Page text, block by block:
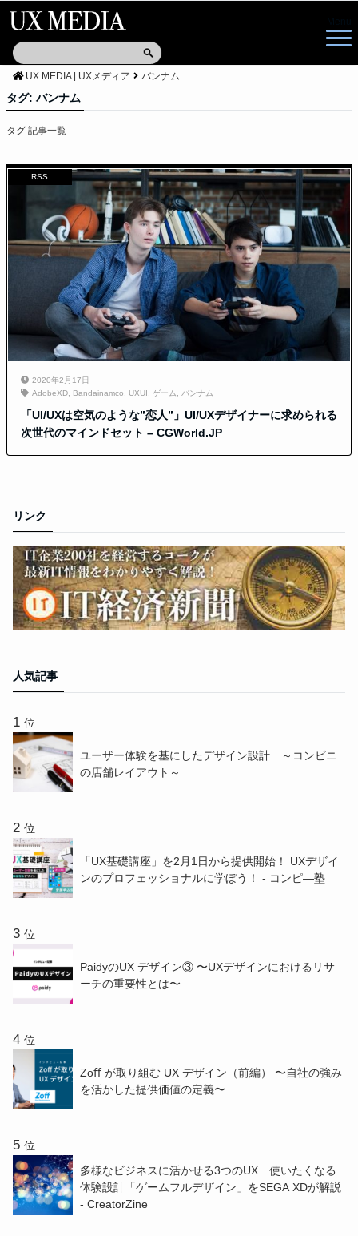
UX MEDIA | UXメディア バンナム
タグ: バンナム
タグ 記事一覧
RSS
2020年2月17日
AdobeXD, Bandainamco UXUI ゲーム バンナム
「UI/UXは空気のような”恋人”」UI/UXデザイナーに求められる
次世代のマインドセット – CGWorld.JP
リンク
人気記事
位
ユーザー体験を基にしたデザイン設計 ～コンビニ
の店舗レイアウト～
位
「UX基礎講座」を2月1日から提供開始！ UXデザイ
ンのプロフェッショナルに学ぼう！ - コンピ―塾
位
PaidyのUX デザイン③ 〜UXデザインにおけるリサ
ーチの重要性とは〜
位
Zoﬀ が取り組む UX デザイン（前編） 〜⾃社の強み
を活かした提供価値の定義〜
位
多様なビジネスに活かせる3つのUX 使いたくなる
体験設計「ゲームフルデザイン」をSEGA XDが解説
- CreatorZine